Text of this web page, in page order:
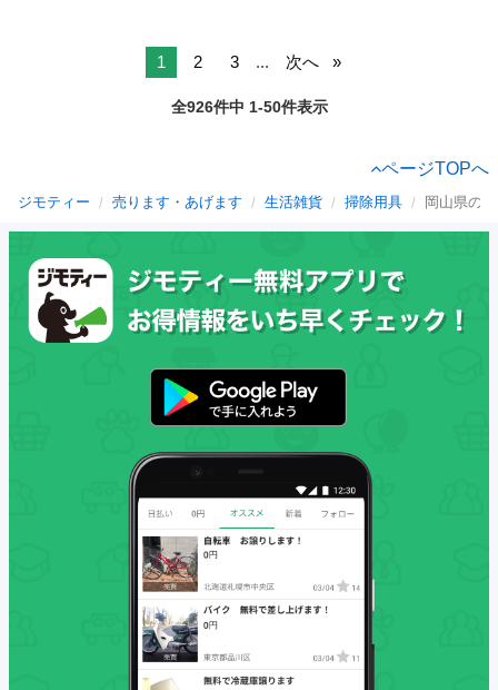
1 2 3 ... 次へ
全926件中 1-50件表示
ページTOPへ
ジモティー 売ります・あげます 生活雑貨 掃除用具 岡山県の